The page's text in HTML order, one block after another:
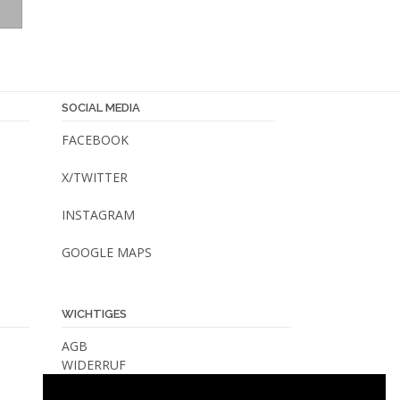
weist
Optionen
Produktseite
werden
SOCIAL MEDIA
FACEBOOK
X/TWITTER
INSTAGRAM
GOOGLE MAPS
WICHTIGES
AGB
WIDERRUF